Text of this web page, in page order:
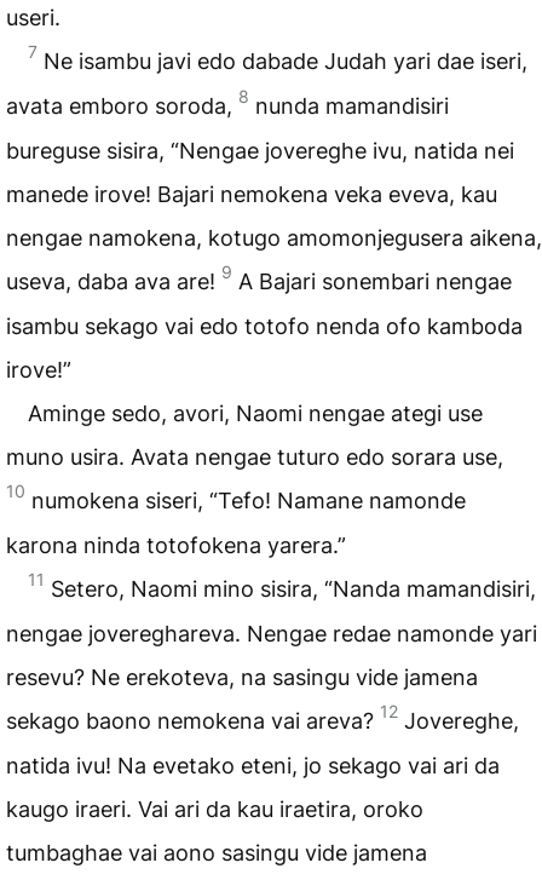
useri.
7 Ne isambu javi edo dabade Judah yari dae iseri,
avata emboro soroda, 8 nunda mamandisiri
bureguse sisira, “Nengae jovereghe ivu, natida nei
manede irove! Bajari nemokena veka eveva, kau
nengae namokena, kotugo amomonjegusera aikena,
useva, daba ava are! 9 A Bajari sonembari nengae
isambu sekago vai edo totofo nenda ofo kamboda
irove!”
Aminge sedo, avori, Naomi nengae ategi use
muno usira. Avata nengae tuturo edo sorara use,
10 numokena siseri, “Tefo! Namane namonde
karona ninda totofokena yarera.”
11 Setero, Naomi mino sisira, “Nanda mamandisiri,
nengae jovereghareva. Nengae redae namonde yari
resevu? Ne erekoteva, na sasingu vide jamena
sekago baono nemokena vai areva? 12 Jovereghe,
natida ivu! Na evetako eteni, jo sekago vai ari da
kaugo iraeri. Vai ari da kau iraetira, oroko
tumbaghae vai aono sasingu vide jamena